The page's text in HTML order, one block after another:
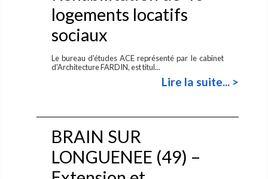
logements locatifs
sociaux
Le bureau d'études ACE représenté par le cabinet
d'Architecture FARDIN, est titul...
Lire la suite... >
BRAIN SUR
LONGUENEE (49) –